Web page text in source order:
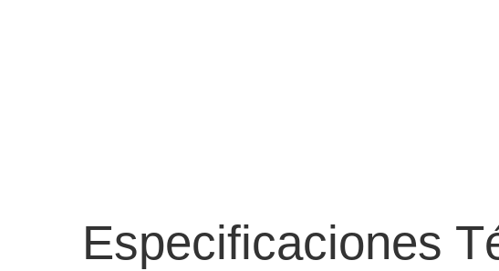
Especificaciones